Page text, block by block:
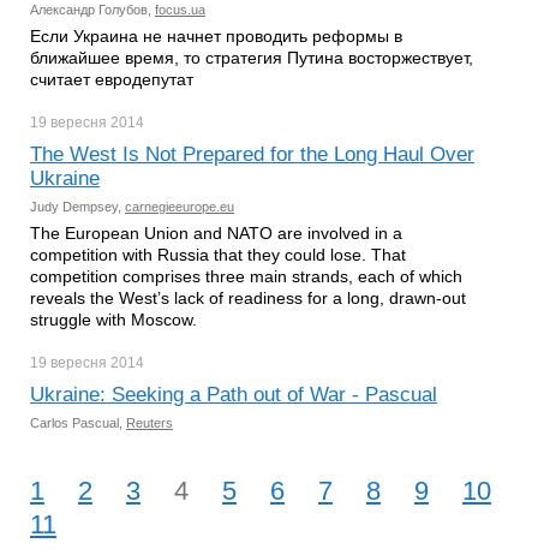
Александр Голубов, focus.ua
Если Украина не начнет проводить реформы в
ближайшее время, то стратегия Путина восторжествует,
считает евродепутат
19 вересня 2014
The West Is Not Prepared for the Long Haul Over
Ukraine
Judy Dempsey, carnegieeurope.eu
The European Union and NATO are involved in a
competition with Russia that they could lose. That
competition comprises three main strands, each of which
reveals the West’s lack of readiness for a long, drawn-out
struggle with Moscow.
19 вересня 2014
Ukraine: Seeking a Path out of War - Pascual
Carlos Pascual, Reuters
1 2 3 4 5 6 7 8 9
10
11